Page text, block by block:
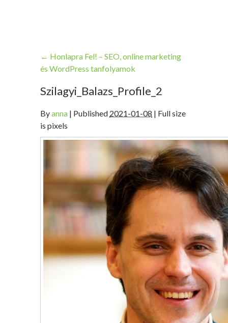
← Honlapra Fel! – SEO, online marketing
és WordPress tanfolyamok
Szilagyi_Balazs_Profile_2
Byanna | Published 2021-01-08 | Full size
is pixels